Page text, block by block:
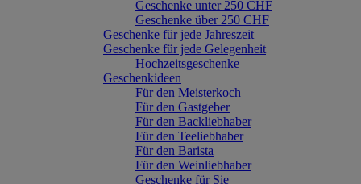
Geschenke unter 250 CHF
Geschenke über 250 CHF
Geschenke für jede Jahreszeit
Geschenke für jede Gelegenheit
Hochzeitsgeschenke
Geschenkideen
Für den Meisterkoch
Für den Gastgeber
Für den Backliebhaber
Für den Teeliebhaber
Für den Barista
Für den Weinliebhaber
Geschenke für Sie